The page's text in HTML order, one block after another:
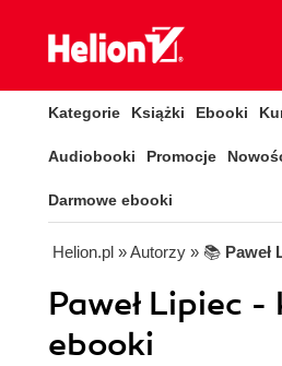
Kategorie Książki Ebooki
Audiobooki Promocje
Darmowe ebooki
Helion.pl » Autorzy » 📚 Paweł
Paweł Lipiec -
ebooki